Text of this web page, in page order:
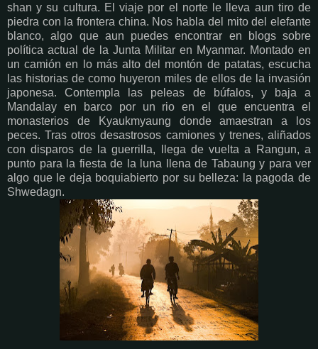
shan y su cultura. El viaje por el norte le lleva aun tiro de
piedra con la frontera china. Nos habla del mito del elefante
blanco, algo que aun puedes encontrar en blogs sobre
política actual de la Junta Militar en Myanmar. Montado en
un camión en lo más alto del montón de patatas, escucha
las historias de como huyeron miles de ellos de la invasión
japonesa. Contempla las peleas de búfalos, y baja a
Mandalay en barco por un rio en el que encuentra el
monasterios de Kyaukmyaung donde amaestran a los
peces. Tras otros desastrosos camiones y trenes, aliñados
con disparos de la guerrilla, llega de vuelta a Rangun, a
punto para la fiesta de la luna llena de Tabaung y para ver
algo que le deja boquiabierto por su belleza: la pagoda de
Shwedagn.